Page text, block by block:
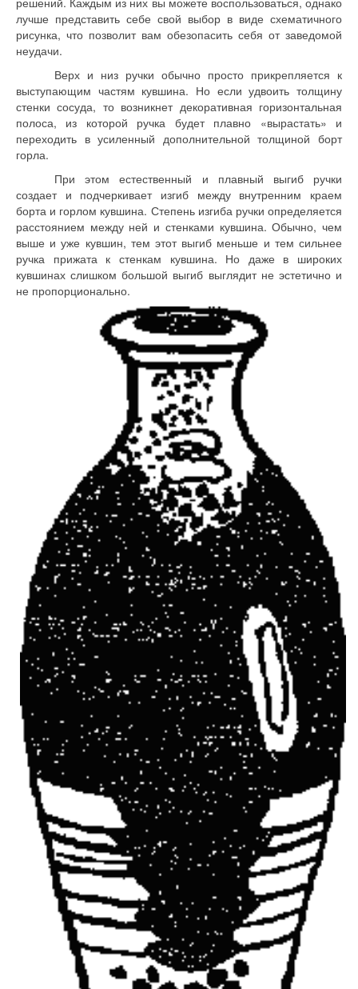
лучше представить себе свой выбор в виде схематичного
рисунка, что позволит вам обезопасить себя от заведомой
неудачи.
Верх и низ ручки обычно просто прикрепляется к
выступающим частям кувшина. Но если удвоить толщину
стенки сосуда, то возникнет декоративная горизонтальная
полоса, из которой ручка будет плавно «вырастать» и
переходить в усиленный дополнительной толщиной борт
горла.
При этом естественный и плавный выгиб ручки
создает и подчеркивает изгиб между внутренним краем
борта и горлом кувшина. Степень изгиба ручки определяется
расстоянием между ней и стенками кувшина. Обычно, чем
выше и уже кувшин, тем этот выгиб меньше и тем сильнее
ручка прижата к стенкам кувшина. Но даже в широких
кувшинах слишком большой выгиб выглядит не эстетично и
не пропорционально.